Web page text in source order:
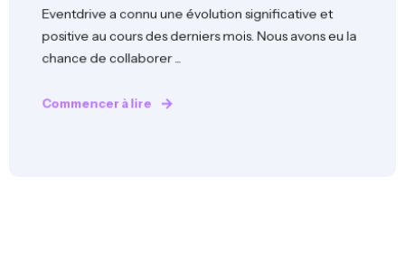
Eventdrive a connu une évolution significative et
positive au cours des derniers mois. Nous avons eu la
chance de collaborer ...
Commencer à lire